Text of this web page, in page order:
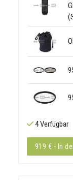
4 Verfügbar
919 € - In